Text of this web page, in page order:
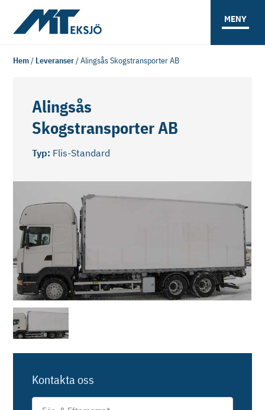
MENY
Hem/ Leveranser/Alingsås Skogstransporter AB
Alingsås
Skogstransporter AB
Typ: Flis-Standard
Kontakta oss
För-